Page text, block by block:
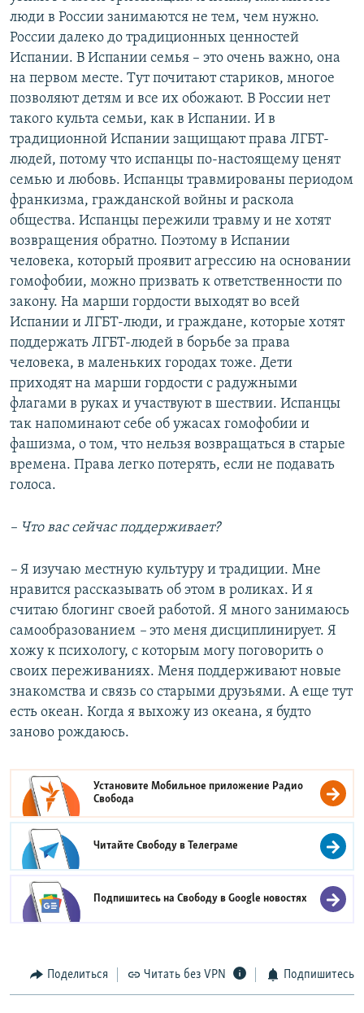
люди в России занимаются не тем, чем нужно.
России далеко до традиционных ценностей
Испании. В Испании семья – это очень важно, она
на первом месте. Тут почитают стариков, многое
позволяют детям и все их обожают. В России нет
такого культа семьи, как в Испании. И в
традиционной Испании защищают права ЛГБТ-
людей, потому что испанцы по-настоящему ценят
семью и любовь. Испанцы травмированы периодом
франкизма, гражданской войны и раскола
общества. Испанцы пережили травму и не хотят
возвращения обратно. Поэтому в Испании
человека, который проявит агрессию на основании
гомофобии, можно призвать к ответственности по
закону. На марши гордости выходят во всей
Испании и ЛГБТ-люди, и граждане, которые хотят
поддержать ЛГБТ-людей в борьбе за права
человека, в маленьких городах тоже. Дети
приходят на марши гордости с радужными
флагами в руках и участвуют в шествии. Испанцы
так напоминают себе об ужасах гомофобии и
фашизма, о том, что нельзя возвращаться в старые
времена. Права легко потерять, если не подавать
голоса.
– Что вас сейчас поддерживает?
– Я изучаю местную культуру и традиции. Мне
нравится рассказывать об этом в роликах. И я
считаю блогинг своей работой. Я много занимаюсь
самообразованием – это меня дисциплинирует. Я
хожу к психологу, с которым могу поговорить о
своих переживаниях. Меня поддерживают новые
знакомства и связь со старыми друзьями. А еще тут
есть океан. Когда я выхожу из океана, я будто
заново рождаюсь.
Установите Мобильное приложение Радио
Свобода
Читайте Свободу вТелеграме
Подпишитесь на Свободу вGoogle новостях
Поделиться Читать без VPN Подпишитесь